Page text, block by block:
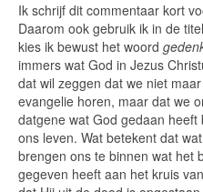
Ik schrijf dit commentaar kort
Daarom ook gebruik ik in de
kies ik bewust het woord
immers wat God in Jezus
dat wil zeggen dat we niet
evangelie horen, maar dat we
datgene wat God gedaan
ons leven. Wat betekent dat
brengen ons te binnen wat het
gegeven heeft aan het kruis